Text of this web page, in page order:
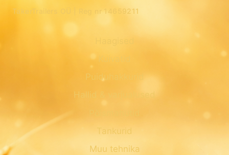
TakerTrailers OÜ | Reg nr 14659211
Puiduhakkurid
Hallid & varjualused
Tankurid
Muu tehnika